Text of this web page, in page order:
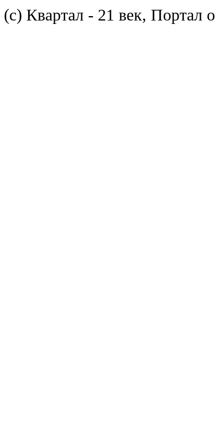
(с) Квартал - 21 век, Портал